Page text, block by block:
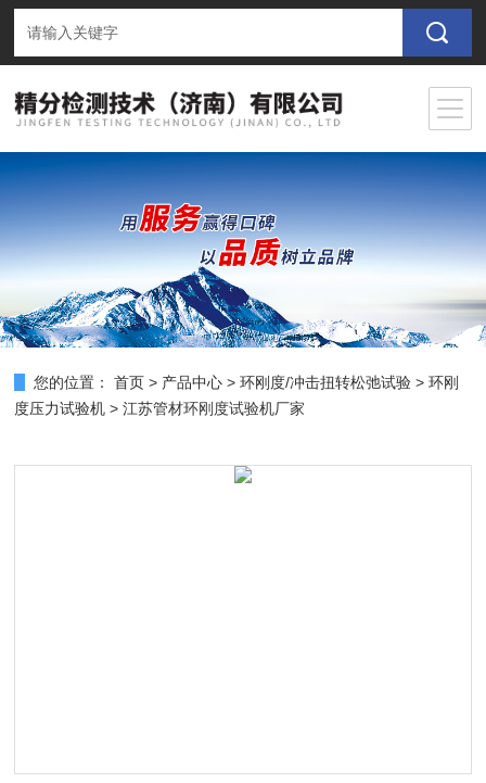
您的位置： 首页 > 产品中心 >环刚度/冲击扭转松弛试验 >环刚
度压力试验机 > 江苏管材环刚度试验机厂家